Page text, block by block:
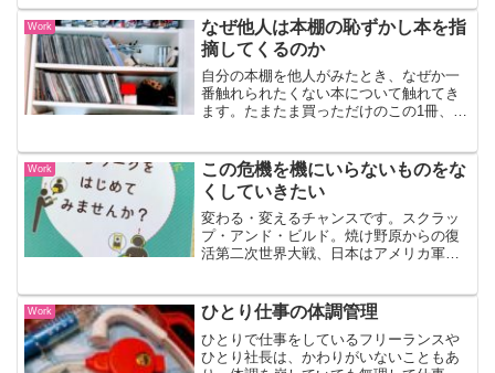
Work
なぜ他人は本棚の恥ずかし本を指
摘してくるのか
自分の本棚を他人がみたとき、なぜか一
番触れられたくない本について触れてき
ます。たまたま買っただけのこの1冊、自
この1冊。その1冊を手に取り、「これ読
んだんだ？」なんて...
Work
この危機を機にいらないものをな
くしていきたい
変わる・変えるチャンスです。スクラッ
プ・アンド・ビルド。焼け野原からの復
活第二次世界大戦、日本はアメリカ軍に
は、一応「先進国」と言われるまでに。
いろいろな意見や妄想があ...
Work ひとり仕事の体調管理
ひとりで仕事をしているフリーランスや
ひとり社長は、かわりがいないこともあ